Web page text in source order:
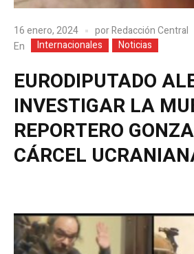
16 enero, 2024 porRedacción Central
En
Internacionales Noticias
EURODIPUTADO
INVESTIGAR LA
REPORTERO
CÁRCEL